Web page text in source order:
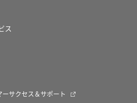
ス
サクセス＆サポート